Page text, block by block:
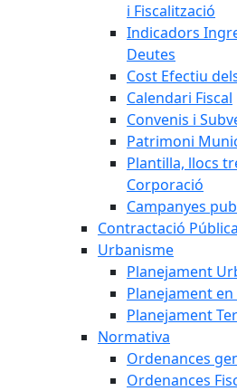
i Fiscalització
Indicadors
Deutes
Cost Efectiu
Calendari Fiscal
Convenis i
Patrimoni
Plantilla, llocs
Corporació
Campanyes
Contractació Pública
Urbanisme
Planejament
Planejament
Planejament
Normativa
Ordenances
Ordenances